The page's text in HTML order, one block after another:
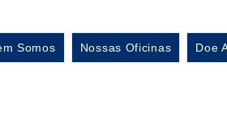
Somos Nossas Oficinas Doe